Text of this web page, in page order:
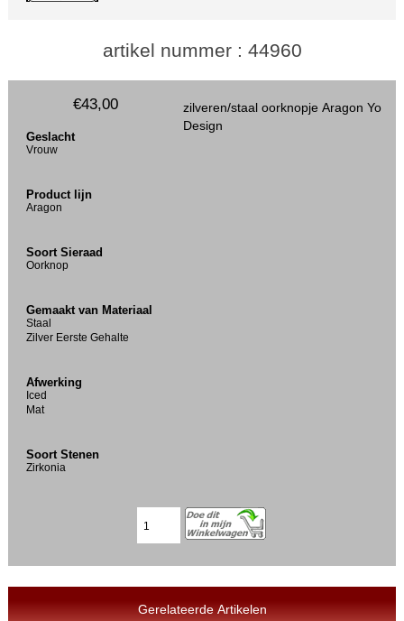
artikel nummer : 44960
zilveren/staal oorknopje Aragon Yo
Design
€43,00
Geslacht
Vrouw
Product lijn
Aragon
Soort Sieraad
Oorknop
Gemaakt van Materiaal
Staal
Zilver Eerste Gehalte
Afwerking
Iced
Mat
Soort Stenen
Zirkonia
Gerelateerde Artikelen